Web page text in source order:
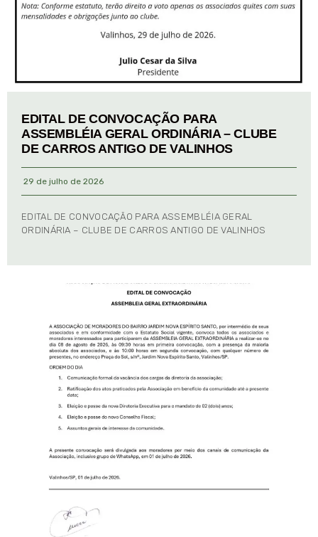
EDITAL DE CONVOCAÇÃO PARA
ASSEMBLÉIA GERAL ORDINÁRIA – CLUBE
DE CARROS ANTIGO DE VALINHOS
29 de julho de 2026
EDITAL DE CONVOCAÇÃO PARA ASSEMBLÉIA GERAL
ORDINÁRIA – CLUBE DE CARROS ANTIGO DE VALINHOS